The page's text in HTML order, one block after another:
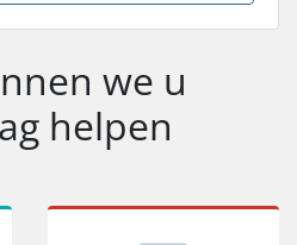
we u
helpen